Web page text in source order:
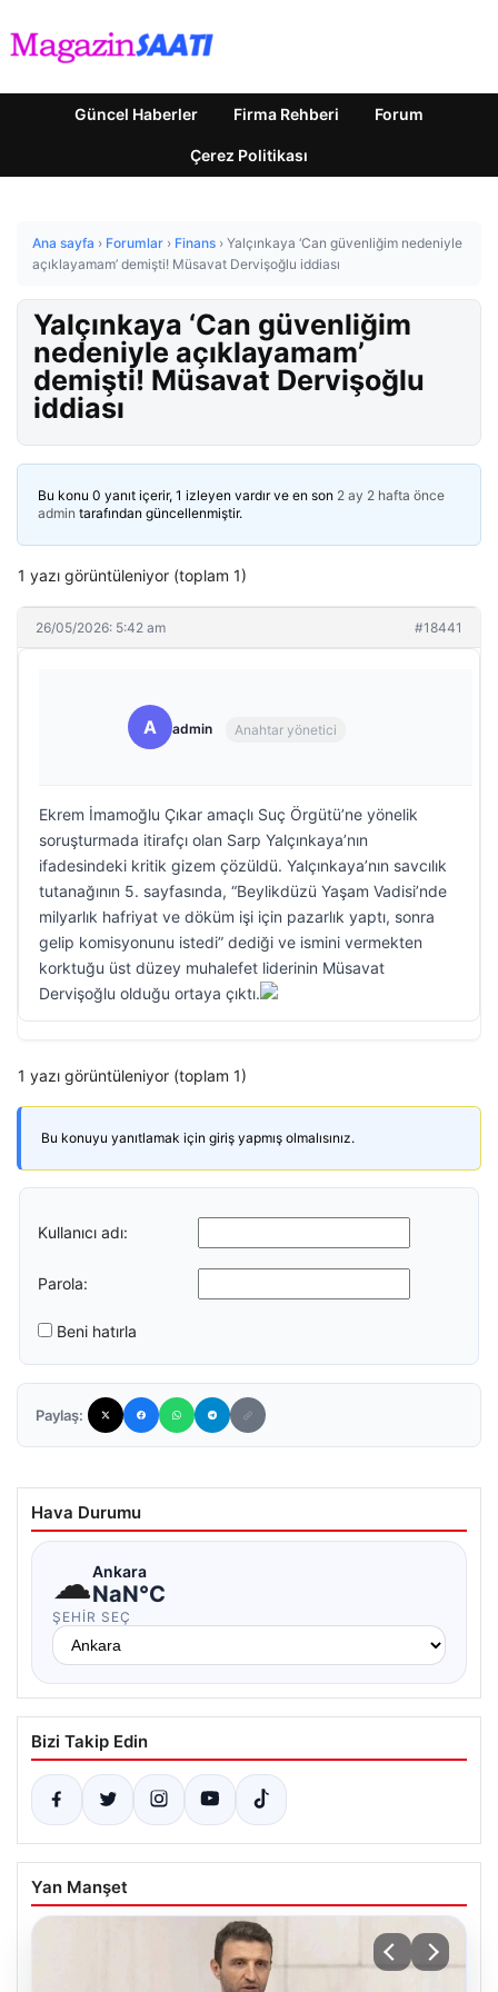
Güncel Haberler Firma Rehberi Forum
Çerez Politikası
Ana sayfa › Forumlar › Finans › Yalçınkaya ‘Can güvenliğim nedeniyle
açıklayamam’ demişti! Müsavat Dervişoğlu iddiası
Yalçınkaya ‘Can güvenliğim
nedeniyle açıklayamam’
demişti! Müsavat Dervişoğlu
iddiası
Bu konu 0 yanıt içerir, 1 izleyen vardır ve en son 2 ay 2 hafta önce
admin tarafından güncellenmiştir.
1 yazı görüntüleniyor (toplam 1)
26/05/2026: 5:42 am #18441
A admin Anahtar yönetici
Ekrem İmamoğlu Çıkar amaçlı Suç Örgütü’ne yönelik
soruşturmada itirafçı olan Sarp Yalçınkaya’nın
ifadesindeki kritik gizem çözüldü. Yalçınkaya’nın savcılık
tutanağının 5. sayfasında, “Beylikdüzü Yaşam Vadisi’nde
milyarlık hafriyat ve döküm işi için pazarlık yaptı, sonra
gelip komisyonunu istedi” dediği ve ismini vermekten
korktuğu üst düzey muhalefet liderinin Müsavat
Dervişoğlu olduğu ortaya çıktı.
1 yazı görüntüleniyor (toplam 1)
Bu konuyu yanıtlamak için giriş yapmış olmalısınız.
Kullanıcı adı:
Parola:
Beni hatırla
Paylaş:
Hava Durumu
☁Ankara
NaN°C
ŞEHIR SEÇ
Bizi Takip Edin
Yan Manşet